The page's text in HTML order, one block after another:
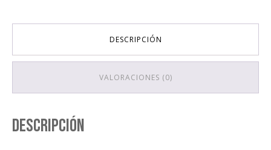
DESCRIPCIÓN
VALORACIONES (0)
Descripción